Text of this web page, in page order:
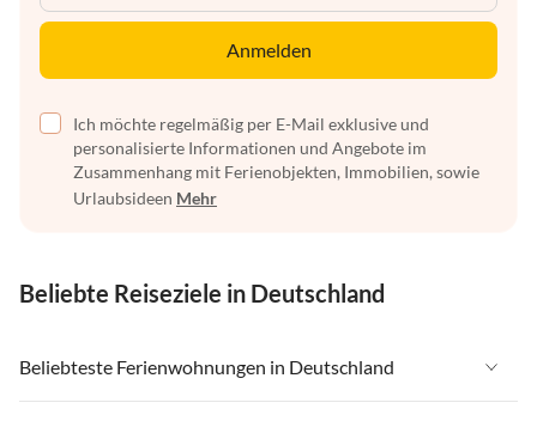
Anmelden
Ich möchte regelmäßig per E-Mail exklusive und
personalisierte Informationen und Angebote im
Zusammenhang mit Ferienobjekten, Immobilien, sowie
Urlaubsideen Mehr
Beliebte Reiseziele in Deutschland
Beliebteste Ferienwohnungen in Deutschland